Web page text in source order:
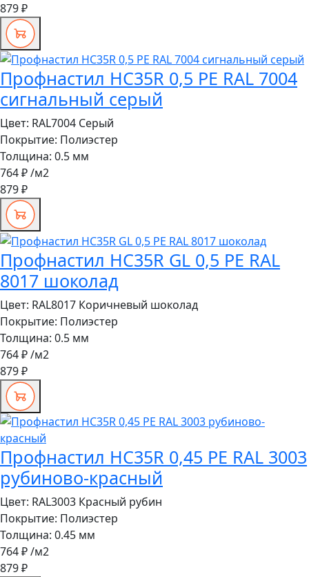
879 ₽
Профнастил HC35R 0,5 PE RAL 7004
сигнальный серый
Цвет: RAL7004 Серый
Покрытие: Полиэстер
Толщина: 0.5 мм
764 ₽/м2
879 ₽
Профнастил HC35R GL 0,5 PE RAL
8017 шоколад
Цвет: RAL8017 Коричневый шоколад
Покрытие: Полиэстер
Толщина: 0.5 мм
764 ₽/м2
879 ₽
Профнастил HC35R 0,45 PE RAL 3003
рубиново-красный
Цвет: RAL3003 Красный рубин
Покрытие: Полиэстер
Толщина: 0.45 мм
764 ₽/м2
879 ₽